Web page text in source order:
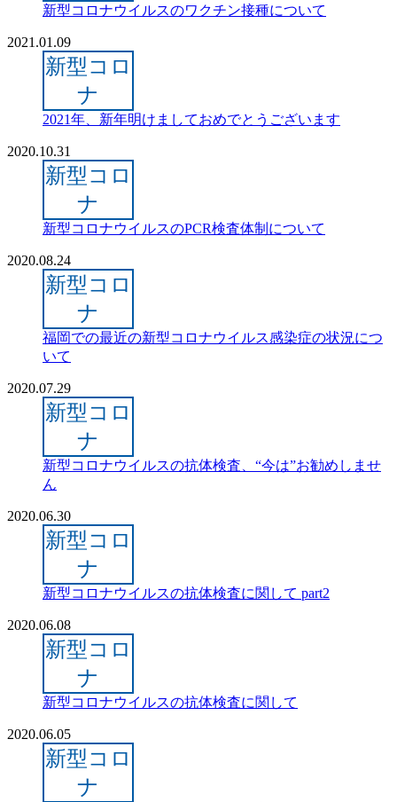
新型コロナウイルスのワクチン接種について
2021.01.09
新型コロ
ナ
2021年、新年明けましておめでとうございます
2020.10.31
新型コロ
ナ
新型コロナウイルスのPCR検査体制について
2020.08.24
新型コロ
ナ
福岡での最近の新型コロナウイルス感染症の状況につ
いて
2020.07.29
新型コロ
ナ
新型コロナウイルスの抗体検査、“今は”お勧めしませ
ん
2020.06.30
新型コロ
ナ
新型コロナウイルスの抗体検査に関して part2
2020.06.08
新型コロ
ナ
新型コロナウイルスの抗体検査に関して
2020.06.05
新型コロ
ナ